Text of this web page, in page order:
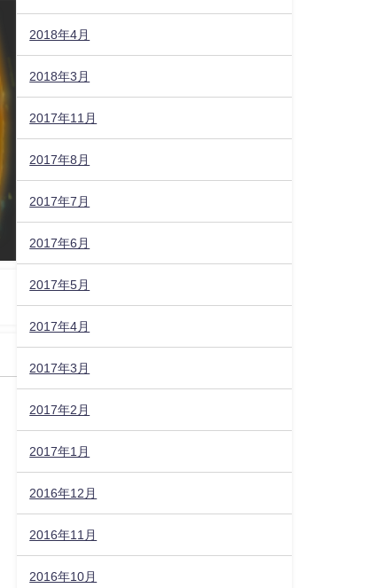
2018年4月
2018年3月
2017年11月
2017年8月
2017年7月
2017年6月
2017年5月
2017年4月
2017年3月
2017年2月
2017年1月
2016年12月
2016年11月
2016年10月